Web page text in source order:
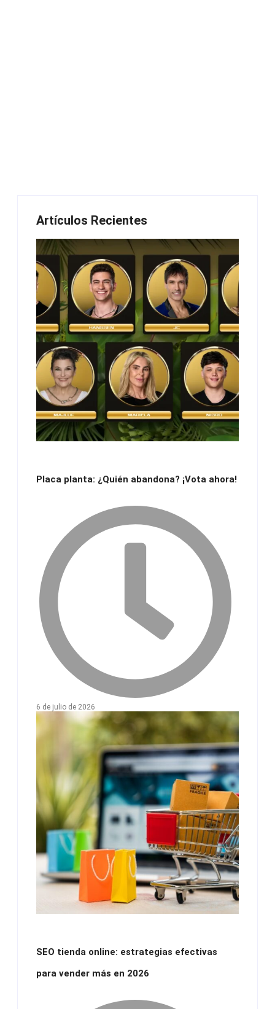
Artículos Recientes
Placa planta: ¿Quién abandona? ¡Vota ahora!
6 de julio de 2026
SEO tienda online: estrategias efectivas
para vender más en 2026